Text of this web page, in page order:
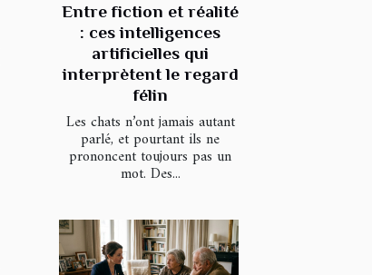
Entre fiction et réalité
: ces intelligences
artificielles qui
interprètent le regard
félin
Les chats n’ont jamais autant
parlé, et pourtant ils ne
prononcent toujours pas un
mot. Des...